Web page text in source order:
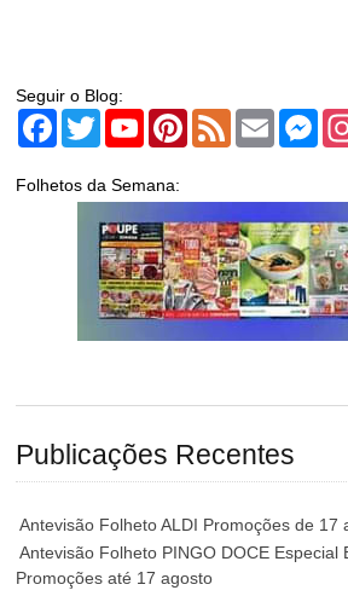
Seguir o Blog:
Facebook
TwitterYouTubePinterest
Feed Email
Folhetos da Semana:
Publicações Recentes
Antevisão Folheto ALDI Promoções de 17
Antevisão Folheto PINGO DOCE Especial
Promoções até 17 agosto